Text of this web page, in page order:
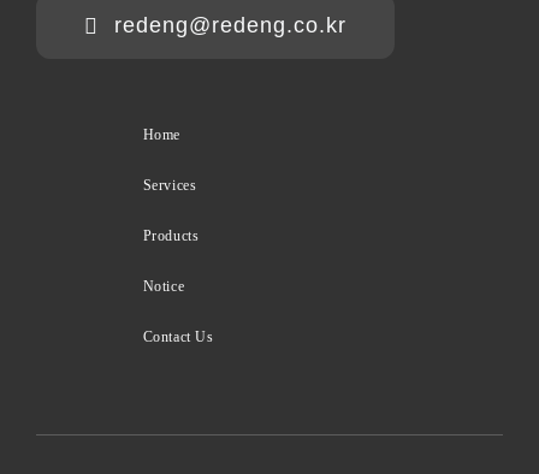
redeng@redeng.co.kr
Home
Services
Products
Notice
Contact Us